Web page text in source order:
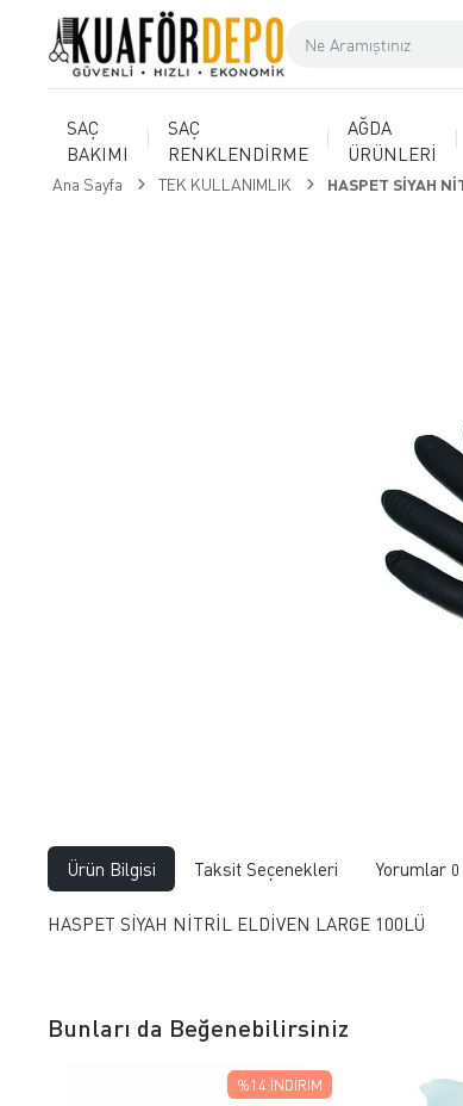
SAÇ
BAKIMI
SAÇ
RENKLENDİRME
AĞDA
ÜRÜNLERİ
Ana Sayfa TEK KULLANIMLIK HASPET SİYAH
Ürün Bilgisi Taksit Seçenekleri Yorumlar 0
HASPET SİYAH NİTRİL ELDİVEN LARGE 100LÜ
Bunları da Beğenebilirsiniz
%14 İNDIRIM